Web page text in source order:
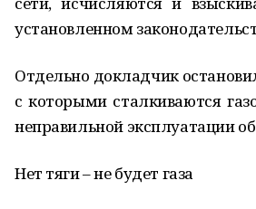
установленном
Отдельно докладчик
с которыми сталкиваются
неправильной эксплуатации
Нет тяги – не будет газа